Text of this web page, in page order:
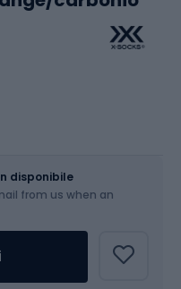
disponibile
from us when an